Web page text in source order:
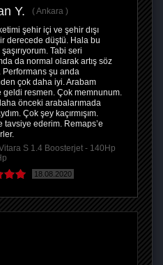
Y.
Ankara
şehir içi ve şehir dışı
derecede düştü. Hala bu
Tabi seri
da normal olarak artış söz
Performans şu anda
çok daha iyi. Arabam
geldi resmen. Çok memnunum.
önceki arabalarımada
Çok şey kaçırmışım.
tavsiye ederim. Remaps’e
S 1.4 Boosterjet - 140Hp
18.08.2020